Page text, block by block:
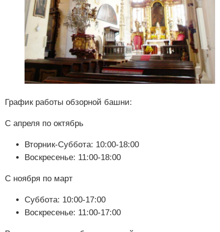
График работы обзорной башни:
С апреля по октябрь
Вторник-Суббота: 10:00-18:00
Воскресенье: 11:00-18:00
С ноября по март
Суббота: 10:00-17:00
Воскресенье: 11:00-17:00